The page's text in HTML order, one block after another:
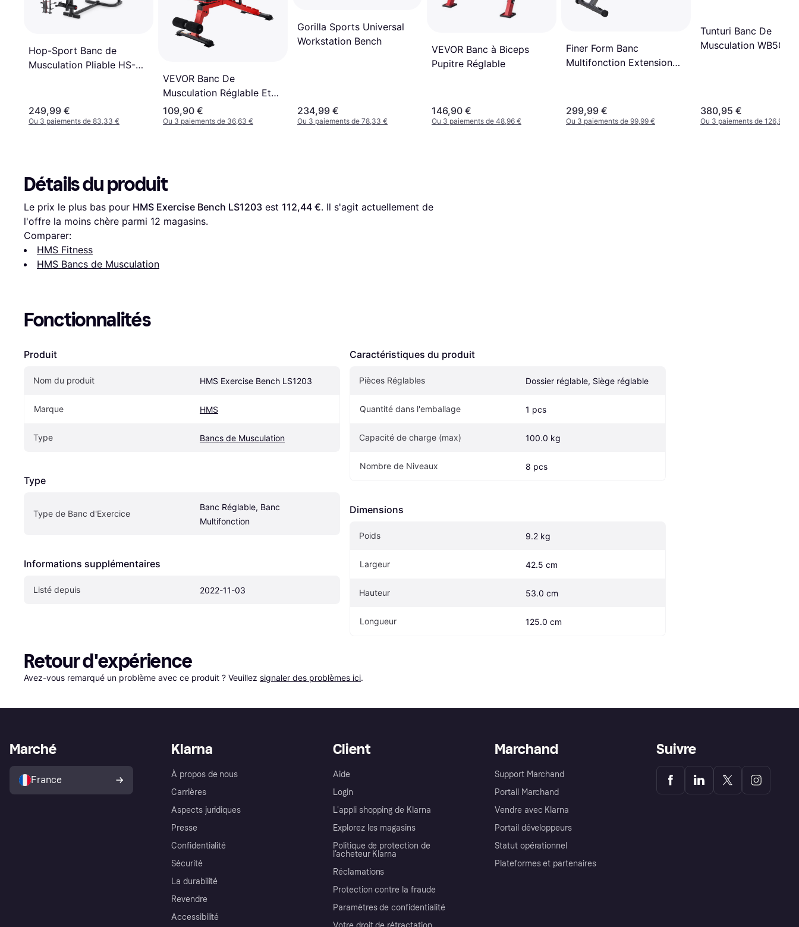
Hop-Sport Banc de
Musculation Pliable HS-
249,99 €
Ou 3 paiements de 83,33 €
VEVOR Banc De
Musculation Réglable Et
Pliable Pour Entraînement
Fitness Gym
109,90 €
Ou 3 paiements de 36,63 €
Gorilla Sports Universal
Workstation Bench
234,99 €
Ou 3 paiements de 78,33 €
VEVOR Banc à Biceps
Pupitre Réglable
146,90 €
Ou 3 paiements de 48,96 €
Finer Form Banc
Multifonction Extension
299,99 €
Ou 3 paiements de 99,99 €
Tunturi Banc De
Musculation WB50
380,95 €
Ou 3 paiements de 126,98 €
Détails du produit
Le prix le plus bas pour HMS Exercise Bench LS1203 est 112,44 €. Il s'agit actuellement de
l'offre la moins chère parmi 12 magasins.
Comparer:
HMS Fitness
HMS Bancs de Musculation
Fonctionnalités
Produit
Nom du produit HMS Exercise Bench LS1203
Marque HMS
Type Bancs de Musculation
Type
Type de Banc d'Exercice
Banc Réglable, Banc
Multifonction
Informations supplémentaires
Listé depuis 2022-11-03
Caractéristiques du produit
Pièces Réglables Dossier réglable, Siège réglable
Quantité dans l'emballage 1 pcs
Capacité de charge (max) 100.0 kg
Nombre de Niveaux 8 pcs
Dimensions
Poids 9.2 kg
Largeur 42.5 cm
Hauteur 53.0 cm
Longueur 125.0 cm
Retour d'expérience
Avez-vous remarqué un problème avec ce produit ? Veuillez signaler des problèmes ici.
Klarna
À propos de nous
Carrières
Aspects juridiques
Presse
Confidentialité
Sécurité
La durabilité
Revendre
Accessibilité
Client
Aide
Login
L'appli shopping de Klarna
Explorez les magasins
Politique de protection de
l’acheteur Klarna
Réclamations
Protection contre la fraude
Paramètres de confidentialité
Marchand
Support Marchand
Portail Marchand
Vendre avec Klarna
Portail développeurs
Statut opérationnel
Plateformes et partenaires
Marché
France
Suivre